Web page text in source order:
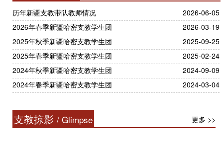
历年新疆支教带队教师情况
2026-06-05
2026年春季新疆哈密支教学生团
2026-03-19
2025年秋季新疆哈密支教学生团
2025-09-25
2025年春季新疆哈密支教学生团
2025-02-24
2024年秋季新疆哈密支教学生团
2024-09-09
2024年春季新疆哈密支教学生团
2024-03-04
支教掠影 / Glimpse 更多 >>